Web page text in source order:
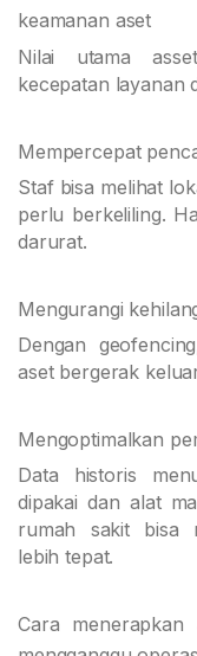
keamanan aset
Nilai utama
kecepatan layanan
Mempercepat
Staf bisa melihat
perlu berkeliling.
darurat.
Mengurangi
Dengan
aset bergerak
Mengoptimalkan
Data historis
dipakai dan alat
rumah sakit bisa
lebih tepat.
Cara